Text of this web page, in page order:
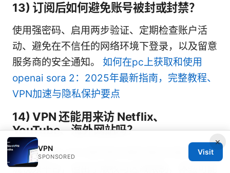
13) 订阅后如何避免账号被封或封禁？
使用强密码、启用两步验证、定期检查账户活
动、避免在不信任的网络环境下登录，以及留意
服务商的安全通知。 如何在pc上获取和使用
openai sora 2：2025年最新指南，完整教程、
VPN加速与隐私保护要点
14) VPN 还能用来访 Netflix、
YouTube、海外网站吗？
大多数主流 VPN 提供商在某些地区仍能访问主
流视频平台，但由于版权与区域限制，体验可能
×
VPN
SPONSORED
Visit